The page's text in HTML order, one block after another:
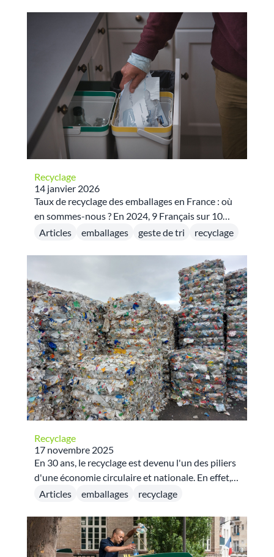
transformant les matériaux collectés en
nouvelles ressources réutilisables.
Recyclage
14 janvier 2026
Taux de recyclage des emballages en France : où
en sommes-nous ? En 2024, 9 Français sur 10
trient leurs emballages et papiers : un geste
recyclage des emballages et papiers en France.
Articles emballages geste de tri recyclage
Recyclage
17 novembre 2025
En 30 ans, le recyclage est devenu l'un des piliers
d'une économie circulaire et nationale. En effet,
la majorité des emballages ménagers et des
usines et que fait-on de la matière recyclée ?
Notre infographie vous dit tout.
Articles emballages recyclage